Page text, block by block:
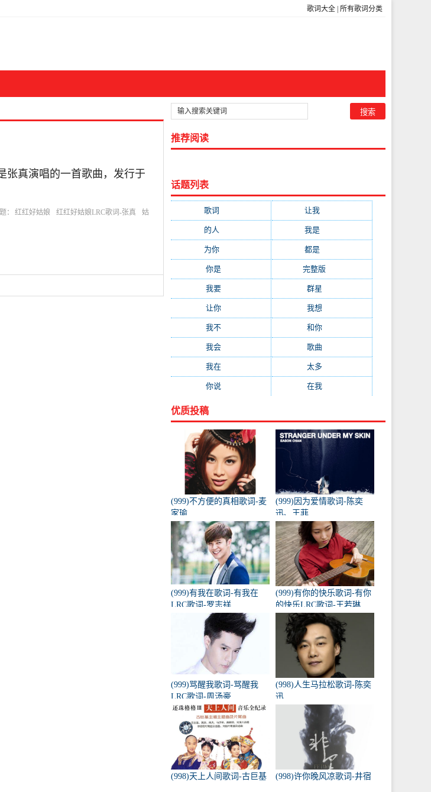
歌词大全 所有歌词分类
张真演唱的一首歌曲，发行于
： 红红好姑娘 红红好姑娘LRC歌词-张真
姑
推荐阅读
话题列表
歌词 让我
的人 我是
为你(111) 都是
你是 完整版
我要 群星
让你 我想
我不 和你(80)
我会 歌曲
我在 太多
你说 在我(64)
优质投稿
(999)不方便的真相歌词-麦
家瑜
(999)因为爱情歌词-陈奕
迅、王菲
(999)有我在歌词-有我在
LRC歌词-罗志祥
(999)有你的快乐歌词-有你
的快乐LRC歌词-王若琳
(999)骂醒我歌词-骂醒我
LRC歌词-周汤豪
(998)人生马拉松歌词-陈奕
迅
(998)天上人间歌词-古巨基 (998)许你晚风凉歌词-井宿